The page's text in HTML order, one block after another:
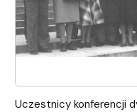
Uczestnicy konferencji